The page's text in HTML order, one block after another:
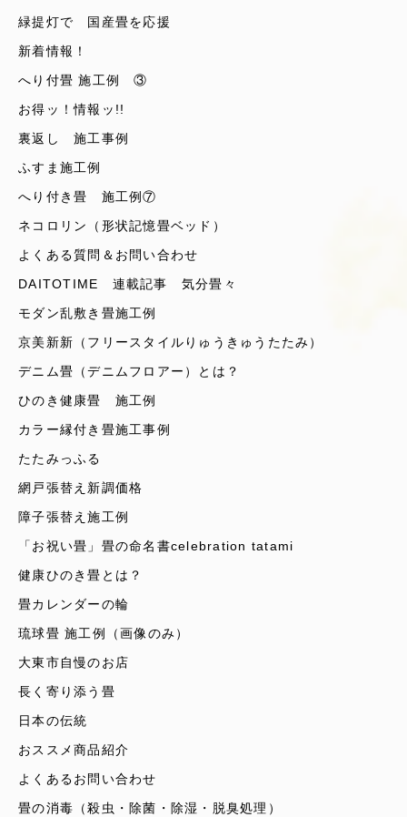
緑提灯で 国産畳を応援
新着情報！
へり付畳 施工例 ③
お得ッ！情報ッ!!
裏返し 施工事例
ふすま施工例
へり付き畳 施工例⑦
ネコロリン（形状記憶畳ベッド）
よくある質問＆お問い合わせ
DAITOTIME 連載記事 気分畳々
モダン乱敷き畳施工例
京美新新（フリースタイルりゅうきゅうたたみ）
デニム畳（デニムフロアー）とは？
ひのき健康畳 施工例
カラー縁付き畳施工事例
たたみっふる
網戸張替え新調価格
障子張替え施工例
「お祝い畳」畳の命名書celebration tatami
健康ひのき畳とは？
畳カレンダーの輪
琉球畳 施工例（画像のみ）
大東市自慢のお店
長く寄り添う畳
日本の伝統
おススメ商品紹介
よくあるお問い合わせ
畳の消毒（殺虫・除菌・除湿・脱臭処理）